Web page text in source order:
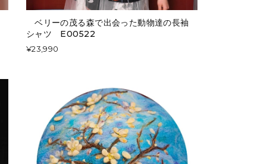
ベリーの茂る森で出会った動物達の長袖
シャツ E00522
¥23,990